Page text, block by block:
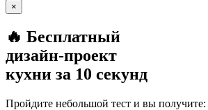
×
🔥 Бесплатный
дизайн-проект
кухни за 10 секунд
Пройдите небольшой тест и вы получите: